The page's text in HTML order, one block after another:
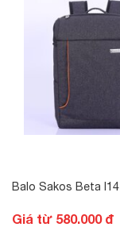
Balo Sakos Beta I14
Giá từ 580.000 đ